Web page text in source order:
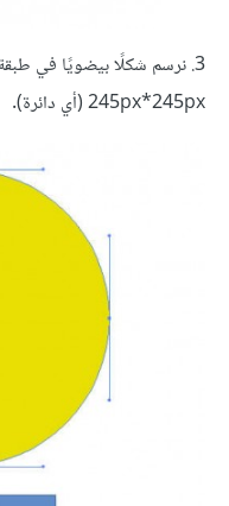
245px*245px (أي دائرة).